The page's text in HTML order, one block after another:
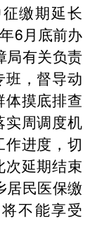
缴期延长
6月底前办
局有关负责
班，督导动
体摸底排查
实周调度机
进度，切
延期结束
居民医保缴
不能享受